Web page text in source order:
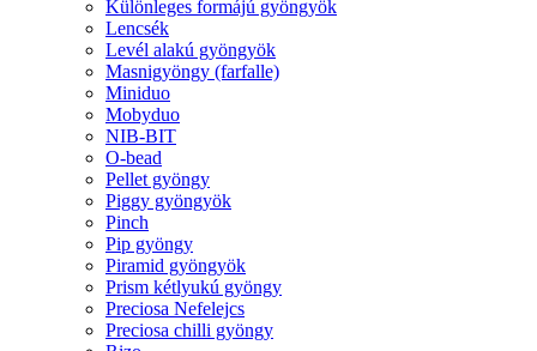
Különleges formájú gyöngyök
Lencsék
Levél alakú gyöngyök
Masnigyöngy (farfalle)
Miniduo
Mobyduo
NIB-BIT
O-bead
Pellet gyöngy
Piggy gyöngyök
Pinch
Pip gyöngy
Piramid gyöngyök
Prism kétlyukú gyöngy
Preciosa Nefelejcs
Preciosa chilli gyöngy